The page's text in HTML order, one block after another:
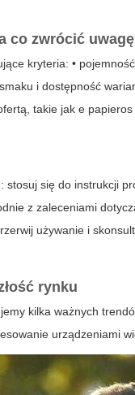
co zwrócić uwagę
kryteria: •
i dostępność
takie jake
się do instrukcji
z zaleceniami
używanie i
rynku
kilka ważnych
urządzeniami